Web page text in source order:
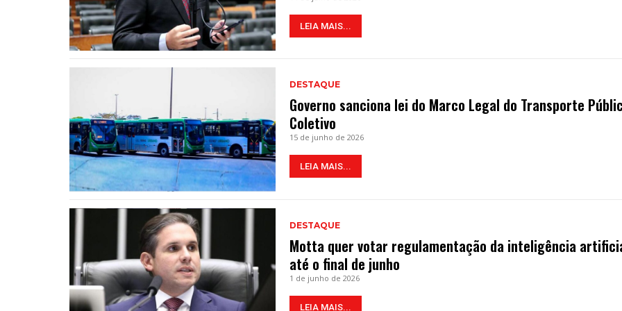
LEIA MAIS...
DESTAQUE
Governo sanciona lei do Marco Legal do Transporte
Coletivo
15 de junho de 2026
LEIA MAIS...
DESTAQUE
Motta quer votar regulamentação da inteligência
até o final de junho
1 de junho de 2026
LEIA MAIS...